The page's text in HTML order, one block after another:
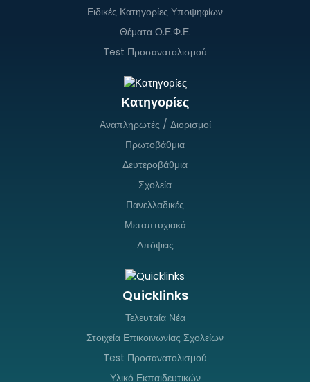
Ειδικές Κατηγορίες Υποψηφίων
Θέματα Ο.Ε.Φ.Ε.
Test Προσανατολισμού
Κατηγορίες
Αναπληρωτές / Διορισμοί
Πρωτοβάθμια
Δευτεροβάθμια
Σχολεία
Πανελλαδικές
Μεταπτυχιακά
Απόψεις
Quicklinks
Τελευταία Νέα
Στοιχεία Επικοινωνίας Σχολείων
Test Προσανατολισμού
Υλικό Εκπαιδευτικών